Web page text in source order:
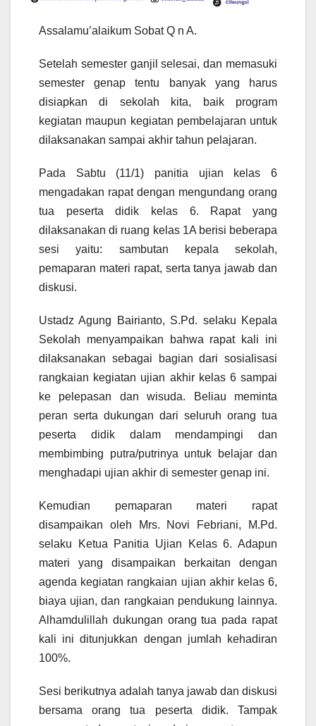
Assalamu’alaikum Sobat Q n A.
Setelah semester ganjil selesai, dan memasuki
semester genap tentu banyak yang harus
disiapkan di sekolah kita, baik program
kegiatan maupun kegiatan pembelajaran untuk
dilaksanakan sampai akhir tahun pelajaran.
Pada Sabtu (11/1) panitia ujian kelas 6
mengadakan rapat dengan mengundang orang
tua peserta didik kelas 6. Rapat yang
dilaksanakan di ruang kelas 1A berisi beberapa
sesi yaitu: sambutan kepala sekolah,
pemaparan materi rapat, serta tanya jawab dan
diskusi.
Ustadz Agung Bairianto, S.Pd. selaku Kepala
Sekolah menyampaikan bahwa rapat kali ini
dilaksanakan sebagai bagian dari sosialisasi
rangkaian kegiatan ujian akhir kelas 6 sampai
ke pelepasan dan wisuda. Beliau meminta
peran serta dukungan dari seluruh orang tua
peserta didik dalam mendampingi dan
membimbing putra/putrinya untuk belajar dan
menghadapi ujian akhir di semester genap ini.
Kemudian pemaparan materi rapat
disampaikan oleh Mrs. Novi Febriani, M.Pd.
selaku Ketua Panitia Ujian Kelas 6. Adapun
materi yang disampaikan berkaitan dengan
agenda kegiatan rangkaian ujian akhir kelas 6,
biaya ujian, dan rangkaian pendukung lainnya.
Alhamdulillah dukungan orang tua pada rapat
kali ini ditunjukkan dengan jumlah kehadiran
100%.
Sesi berikutnya adalah tanya jawab dan diskusi
bersama orang tua peserta didik. Tampak